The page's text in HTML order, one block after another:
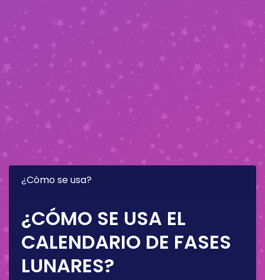
¿Cómo se usa?
¿CÓMO SE USA EL
CALENDARIO DE FASES
LUNARES?